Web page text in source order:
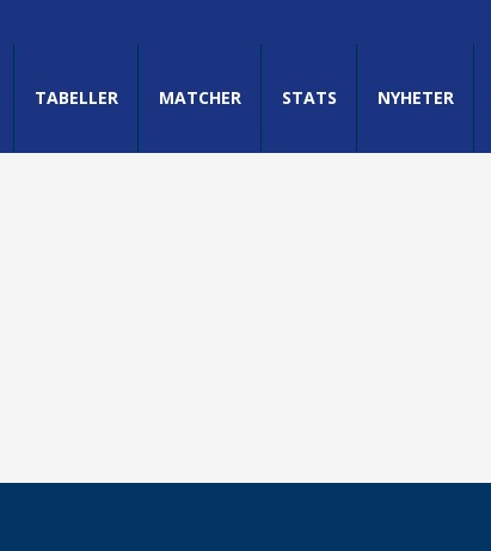
TABELLER MATCHER STATS NYHETER